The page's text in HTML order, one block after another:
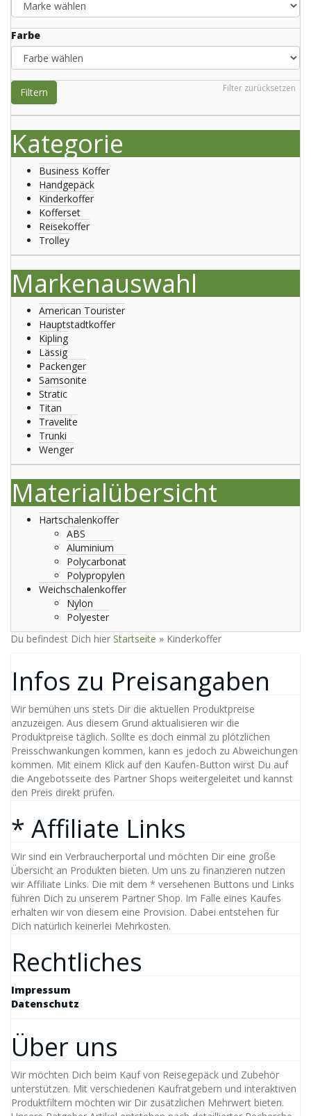
Farbe
Filter zurücksetzen
Filtern
Kategorie
Business Koffer
Handgepäck
Kinderkoffer
Kofferset
Reisekoffer
Trolley
Markenauswahl
American Tourister
Hauptstadtkoffer
Kipling
Lässig
Packenger
Samsonite
Stratic
Titan
Travelite
Trunki
Wenger
Materialübersicht
Hartschalenkoffer
ABS
Aluminium
Polycarbonat
Polypropylen
Weichschalenkoffer
Nylon
Polyester
Du befindest Dich hier Startseite » Kinderkoffer
Infos zu Preisangaben
Wir bemühen uns stets Dir die aktuellen Produktpreise
anzuzeigen. Aus diesem Grund aktualisieren wir die
Produktpreise täglich. Sollte es doch einmal zu plötzlichen
Preisschwankungen kommen, kann es jedoch zu Abweichungen
kommen. Mit einem Klick auf den Kaufen-Button wirst Du auf
die Angebotsseite des Partner Shops weitergeleitet und kannst
den Preis direkt prüfen.
* Affiliate Links
Wir sind ein Verbraucherportal und möchten Dir eine große
Übersicht an Produkten bieten. Um uns zu finanzieren nutzen
wir Affiliate Links. Die mit dem * versehenen Buttons und Links
führen Dich zu unserem Partner Shop. Im Falle eines Kaufes
erhalten wir von diesem eine Provision. Dabei entstehen für
Dich natürlich keinerlei Mehrkosten.
Rechtliches
Impressum
Datenschutz
Über uns
Wir möchten Dich beim Kauf von Reisegepäck und Zubehör
unterstützen. Mit verschiedenen Kaufratgebern und interaktiven
Produktfiltern möchten wir Dir zusätzlichen Mehrwert bieten.